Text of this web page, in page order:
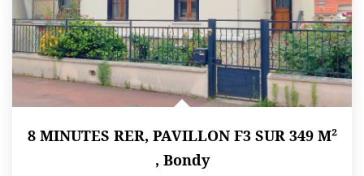
8 MINUTES RER, PAVILLON F3 SUR 349 M²
, Bondy